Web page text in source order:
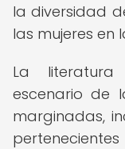
la diversidad
las mujeres
La
escenario de
marginadas,